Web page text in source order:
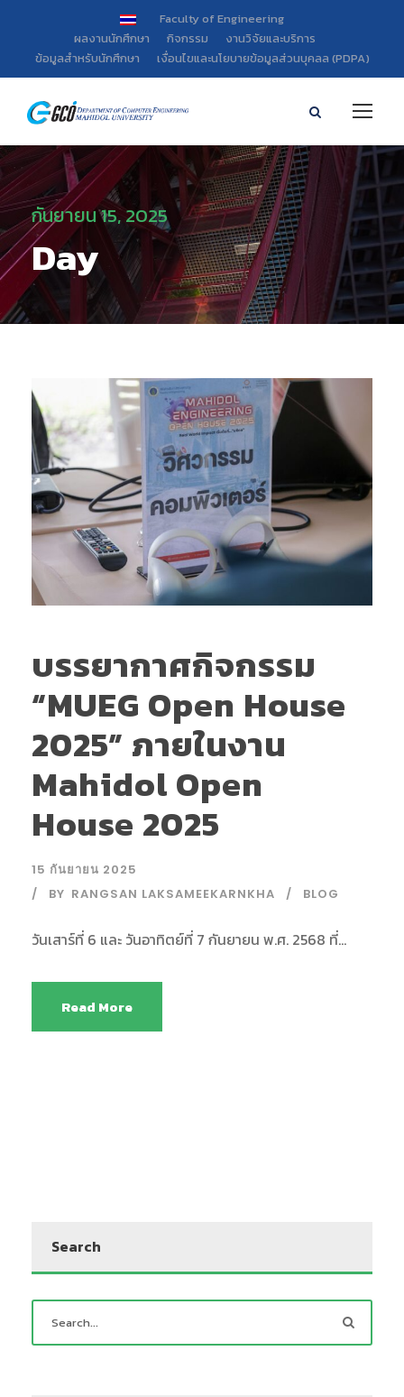
Faculty of Engineering
ผลงานนักศึกษา
กิจกรรม
งานวิจัยและบริการ
ข้อมูลสำหรับนักศึกษา
เงื่อนไขและนโยบายข้อมูลส่วนบุคลล (PDPA)
กันยายน 15, 2025
Day
บรรยากาศกิจกรรม
“MUEG Open House
2025” ภายในงาน
Mahidol Open
House 2025
15 กันยายน 2025
BY RANGSAN LAKSAMEEKARNKHA BLOG
วันเสาร์ที่ 6 และ วันอาทิตย์ที่ 7 กันยายน พ.ศ. 2568 ที่...
Read More
Search